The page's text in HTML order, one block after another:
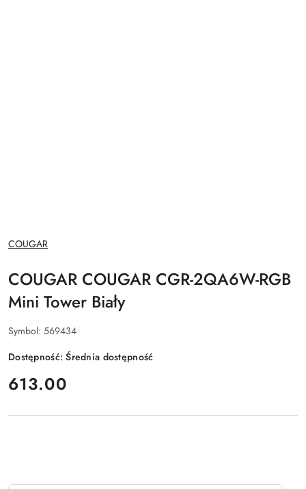
NAZWA
PRODUCENTA:
COUGAR
COUGAR COUGAR CGR-2QA6W-RGB
Mini Tower Biały
Symbol: 569434
Dostępność:Średnia dostępność
cena:
613.00